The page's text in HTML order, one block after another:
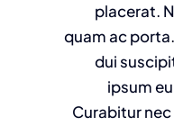
placerat.
quam ac
dui
ipsum
Curabitur